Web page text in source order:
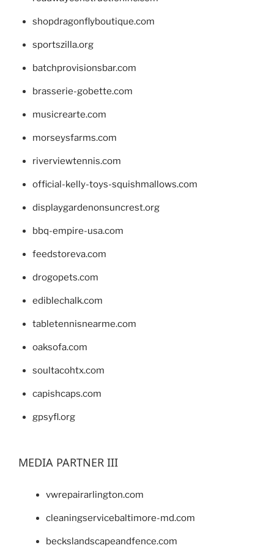
shopdragonflyboutique.com
sportszilla.org
batchprovisionsbar.com
brasserie-gobette.com
musicrearte.com
morseysfarms.com
riverviewtennis.com
official-kelly-toys-squishmallows.com
displaygardenonsuncrest.org
bbq-empire-usa.com
feedstoreva.com
drogopets.com
ediblechalk.com
tabletennisnearme.com
oaksofa.com
soultacohtx.com
capishcaps.com
gpsyfl.org
MEDIA PARTNER III
vwrepairarlington.com
cleaningservicebaltimore-md.com
beckslandscapeandfence.com